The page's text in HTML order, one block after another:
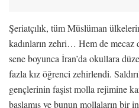
Şeriatçılık, tüm Müslüman
kadınların zehri… Hem de mecaz
sene boyunca İran’da okullara
fazla kız öğrenci zehirlendi.
gençlerinin faşist molla rejimine
başlamış ve bunun mollaların bir